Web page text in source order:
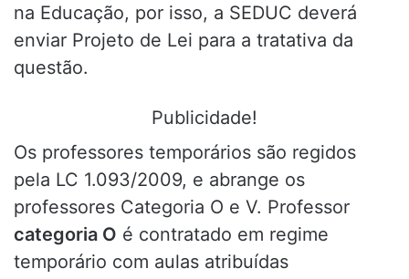
na Educação, por isso, a SEDUC deverá
enviar Projeto de Lei para a tratativa da
questão.
Publicidade!
Os professores temporários são regidos
pela LC 1.093/2009, e abrange os
professores Categoria O e V. Professor
categoria O é contratado em regime
temporário com aulas atribuídas